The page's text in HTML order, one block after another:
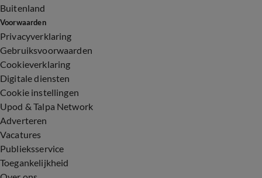
Buitenland
Voorwaarden
Privacyverklaring
Gebruiksvoorwaarden
Cookieverklaring
Digitale diensten
Cookie instellingen
Upod & Talpa Network
Adverteren
Vacatures
Publieksservice
Toegankelijkheid